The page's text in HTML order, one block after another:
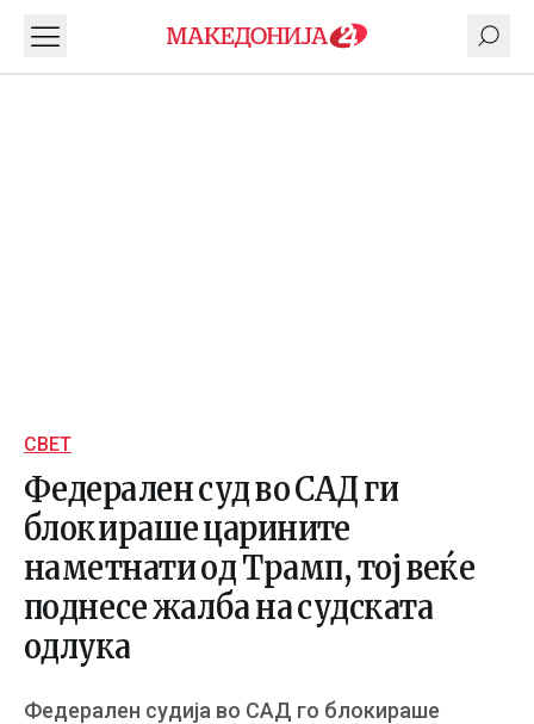
СВЕТ
Федерален суд во САД ги
блокираше царините
наметнати од Трамп, тој веќе
поднесе жалба на судската
одлука
Федерален судија во САД го блокираше